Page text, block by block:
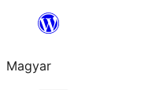
Ugrás
tartalomhoz
Magyar